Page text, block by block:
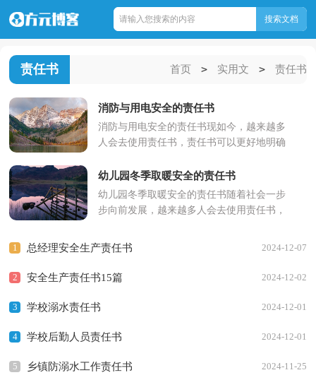
责任书 首页 > 实用文 > 责任书
消防与用电安全的责任书
消防与用电安全的责任书现如今，越来越多
人会去使用责任书，责任书可以更好地明确
的呢？下面是小编收集整...
幼儿园冬季取暖安全的责任书
幼儿园冬季取暖安全的责任书随着社会一步
步向前发展，越来越多人会去使用责任书，
性。拟起责任书来就毫无...
1 总经理安全生产责任书 2024-12-07
2 安全生产责任书15篇 2024-12-02
3 学校溺水责任书 2024-12-01
4 学校后勤人员责任书 2024-12-01
5 乡镇防溺水工作责任书 2024-11-25